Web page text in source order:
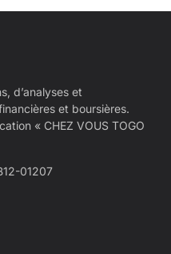
d’analyses et
et boursières.
« CHEZ VOUS TOGO
01207